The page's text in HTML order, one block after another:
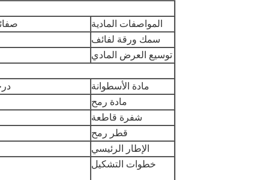
المواصفات المادية
سمك ورقة لفائف
توسيع العرض المادي
مادة الأسطوانة
درجة
مادة رمح
شفرة قاطعة
قطر رمح
الإطار الرئيسي
خطوات التشكيل